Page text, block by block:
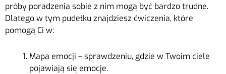
próby poradzenia sobie z nim mogą być bardzo trudne.
Dlatego w tym pudełku znajdziesz ćwiczenia, które
pomogą Ci w:
Mapa emocji – sprawdzeniu, gdzie w Twoim ciele
pojawiają się emocje.